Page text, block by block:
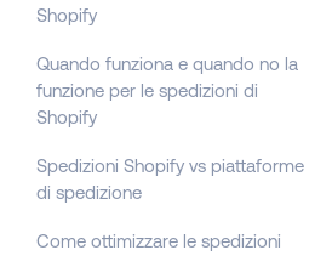
Shopify
Quando funziona e quando no la
funzione per le spedizioni di
Shopify
Spedizioni Shopify vs piattaforme
di spedizione
Come ottimizzare le spedizioni